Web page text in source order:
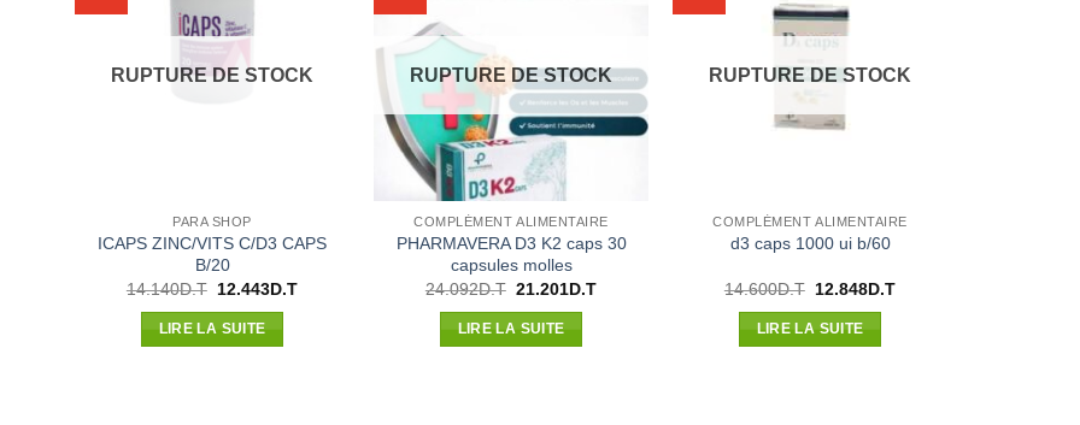
RUPTURE DE STOCK
PARA SHOP
ICAPS ZINC/VITS C/D3 CAPS
B/20
14.140D.T Le
initial
était :
12.443D.TLe
LIRE LA SUITE
RUPTURE DE STOCK
COMPLÉMENT ALIMENTAIRE
PHARMAVERA D3 K2 caps 30
capsules molles
24.092D.T Le
initial
était :
21.201D.TLe
LIRE LA SUITE
RUPTURE DE STOCK
COMPLÉMENT ALIMENTAIRE
d3 caps 1000 ui b/60
14.600D.T Le
initial
était :
12.848D.TLe
LIRE LA SUITE